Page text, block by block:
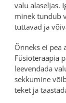
valu alaseljas.
minek tundub
tuttavad ja
Õnneks ei pea
Füsioteraapia
leevendada
sekkumine
teket ja